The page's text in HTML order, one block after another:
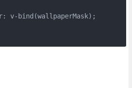
v-bind(wallpaperMask);